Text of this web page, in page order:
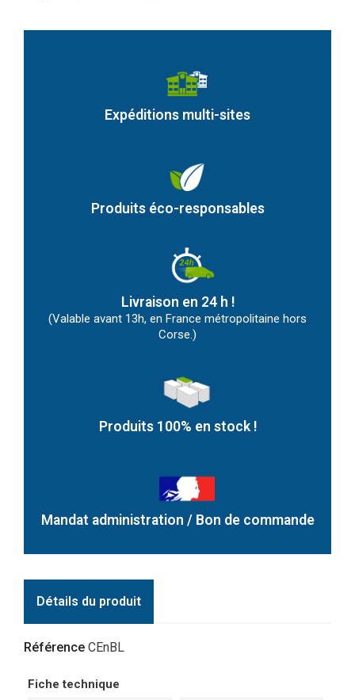
Expéditions multi-sites
Produits éco-responsables
Livraison en 24 h !
(Valable avant 13h, en France métropolitaine hors
Corse.)
Produits 100% en stock !
Mandat administration / Bon de commande
Détails du produit
Référence CEnBL
Fiche technique